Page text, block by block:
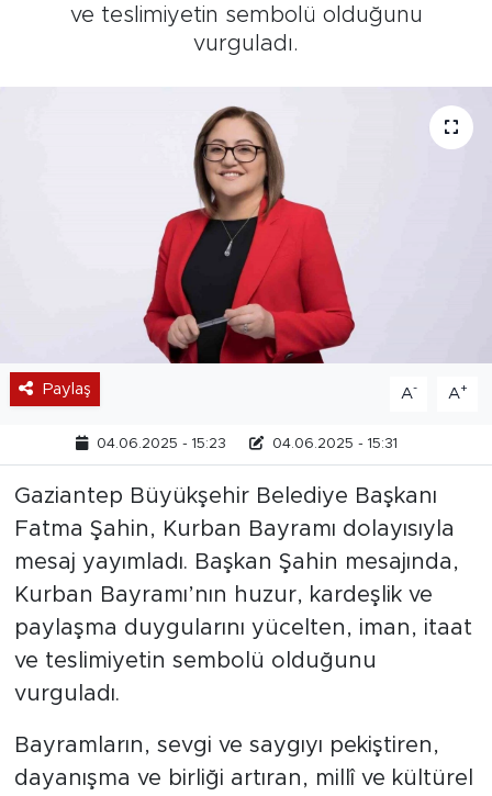
ve teslimiyetin sembolü olduğunu
vurguladı.
Paylaş A- A+
04.06.2025 - 15:23 04.06.2025 - 15:31
Gaziantep Büyükşehir Belediye Başkanı
Fatma Şahin, Kurban Bayramı dolayısıyla
mesaj yayımladı. Başkan Şahin mesajında,
Kurban Bayramı’nın huzur, kardeşlik ve
paylaşma duygularını yücelten, iman, itaat
ve teslimiyetin sembolü olduğunu
vurguladı.
Bayramların, sevgi ve saygıyı pekiştiren,
dayanışma ve birliği artıran, millî ve kültürel